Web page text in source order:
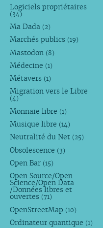
Logiciels propriétaires
(34)
Ma Dada (2)
Marchés publics (19)
Mastodon (8)
Médecine (1)
Métavers (1)
Migration vers le Libre
(4)
Monnaie libre (1)
Musique libre (14)
Neutralité du Net (25)
Obsolescence (3)
Open Bar (15)
Open Source/Open
Science/Open Data
/Données libres et
ouvertes (71)
OpenStreetMap (10)
Ordinateur quantique (1)